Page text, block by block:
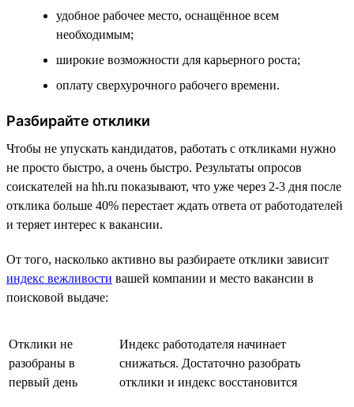
удобное рабочее место, оснащённое всем
необходимым;
широкие возможности для карьерного роста;
оплату сверхурочного рабочего времени.
Разбирайте отклики
Чтобы не упускать кандидатов, работать с откликами нужно
не просто быстро, а очень быстро. Результаты опросов
соискателей на hh.ru показывают, что уже через 2-3 дня после
отклика больше 40% перестает ждать ответа от работодателей
и теряет интерес к вакансии.
От того, насколько активно вы разбираете отклики зависит
индекс вежливости вашей компании и место вакансии в
поисковой выдаче:
Отклики не
разобраны в
первый день
Индекс работодателя начинает
снижаться. Достаточно разобрать
отклики и индекс восстановится